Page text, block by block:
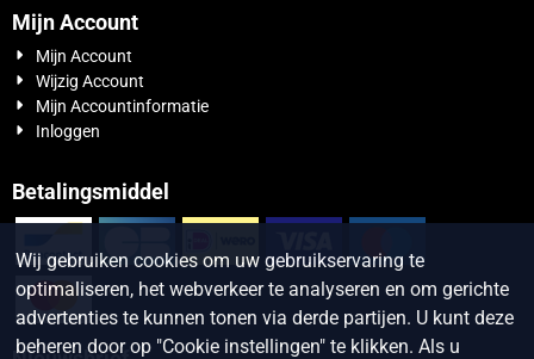
Mijn Account
Mijn Account
Wijzig Account
Mijn Accountinformatie
Inloggen
Betalingsmiddel
Wij gebruiken cookies om uw gebruikservaring te
optimaliseren, het webverkeer te analyseren en om gerichte
advertenties te kunnen tonen via derde partijen. U kunt deze
beheren door op "Cookie instellingen" te klikken. Als u